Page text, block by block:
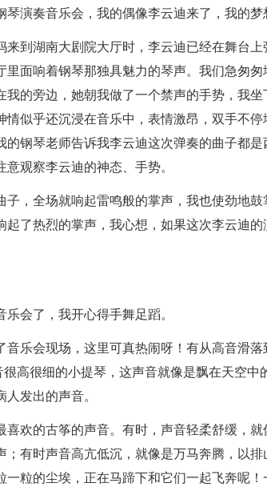
琴演奏音乐会，我的偶像李云迪来了，我的梦
来到湖南大剧院大厅时，李云迪已经在舞台
里面响着钢琴那独具魅力的琴声。我们急匆
我的旁边，她朝我做了一个禁声的手势，我
情似乎还沉浸在音乐中，表情激昂，双手不
的钢琴老师告诉我李云迪这次弹奏的曲子都
观察李云迪的神态、手势。
子，全场就响起雷鸣般的掌声，我也使劲地
起了热烈的掌声，我心想，如果这次李云迪
会了，我开心得手舞足蹈。
音乐会现场，这里可真热闹呀！有从高音滑
很高很细的小提琴，这声音就像是飘在天空
发出的声音。
喜欢的古筝的声音。有时，声音轻柔舒缓，
；有时声音高亢低沉，就像是万马奔腾，以
一粒的尘埃，正在马蹄下和它们一起飞奔呢